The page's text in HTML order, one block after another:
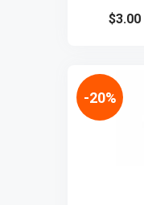
$3.00
-20%